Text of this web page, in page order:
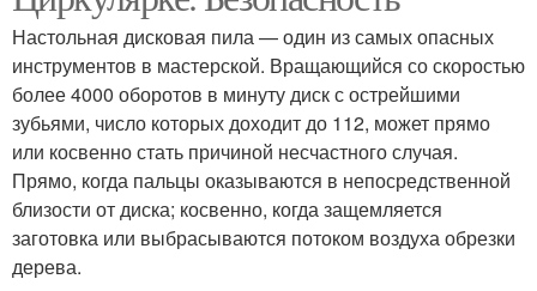
Настольная дисковая пила — один из самых опасных
инструментов в мастерской. Вращающийся со скоростью
более 4000 оборотов в минуту диск с острейшими
зубьями, число которых доходит до 112, может прямо
или косвенно стать причиной несчастного случая.
Прямо, когда пальцы оказываются в непосредственной
близости от диска; косвенно, когда защемляется
заготовка или выбрасываются потоком воздуха обрезки
дерева.